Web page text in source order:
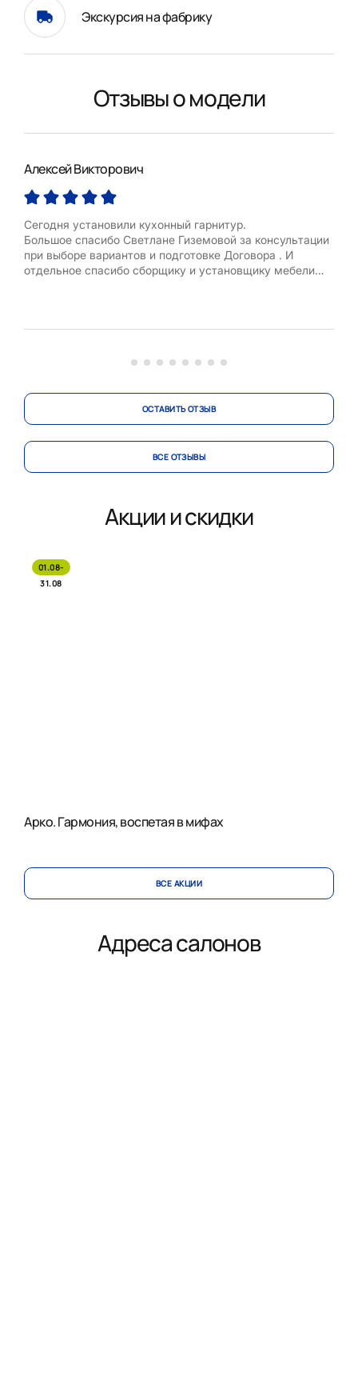
Экскурсия на фабрику
Отзывы о модели
Алексей Викторович
Сегодня установили кухонный гарнитур.
Большое спасибо Светлане Гиземовой за консультации
при выборе вариантов и подготовке Договора . И
отдельное спасибо сборщику и установщику мебели
ОСТАВИТЬ ОТЗЫВ
ВСЕ ОТЗЫВЫ
Акции и скидки
01.08-
31.08
Арко. Гармония, воспетая в мифах
ВСЕ АКЦИИ
Адреса салонов